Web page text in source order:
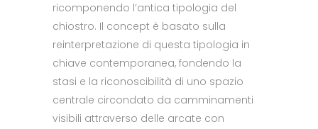
ricomponendo l’antica tipologia del
chiostro. Il concept è basato sulla
reinterpretazione di questa tipologia in
chiave contemporanea, fondendo la
stasi e la riconoscibilità di uno spazio
centrale circondato da camminamenti
visibili attraverso delle arcate con